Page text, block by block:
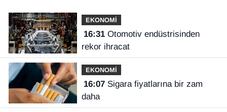
EKONOMİ
16:31Otomotiv endüstrisinden
rekor ihracat
EKONOMİ
16:07Sigara fiyatlarına bir zam
daha